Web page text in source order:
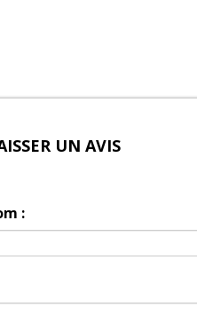
UN AVIS
: